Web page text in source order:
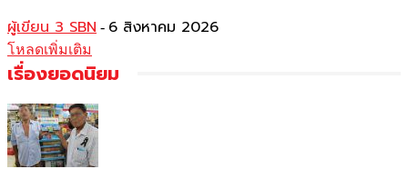
ผู้เขียน 3 SBN - 6 สิงหาคม 2026
โหลดเพิ่มเติม
เรื่องยอดนิยม